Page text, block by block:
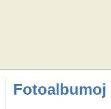
Fotoalbumoj